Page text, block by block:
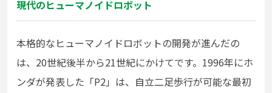
現代のヒューマノイドロボット
本格的なヒューマノイドロボットの開発が進んだの
は、20世紀後半から21世紀にかけてです。1996年にホ
ンダが発表した「P2」は、自立二足歩行が可能な最初